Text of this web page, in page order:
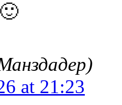
at 21:23